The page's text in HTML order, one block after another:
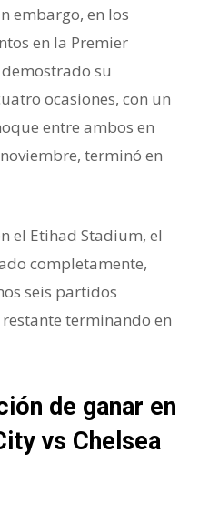
embargo, en los
en la Premier
su
ocasiones, con un
entre ambos en
terminó en
el Etihad Stadium, el
completamente,
seis partidos
terminando en
de ganar en
vs Chelsea